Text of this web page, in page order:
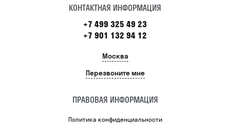
КОНТАКТНАЯ ИНФОРМАЦИЯ
+7 499 325 49 23
+7 901 132 94 12
Москва
Перезвоните мне
ПРАВОВАЯ ИНФОРМАЦИЯ
Политика конфиденциальности